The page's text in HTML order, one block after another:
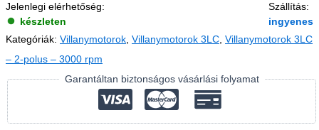
Jelenlegi elérhetőség:
készleten
Szállítás:
ingyenes
Kategóriák: Villanymotorok Villanymotorok 3LC Villanymotorok 3LC
– 2-polus – 3000 rpm
Garantáltan biztonságos vásárlási folyamat